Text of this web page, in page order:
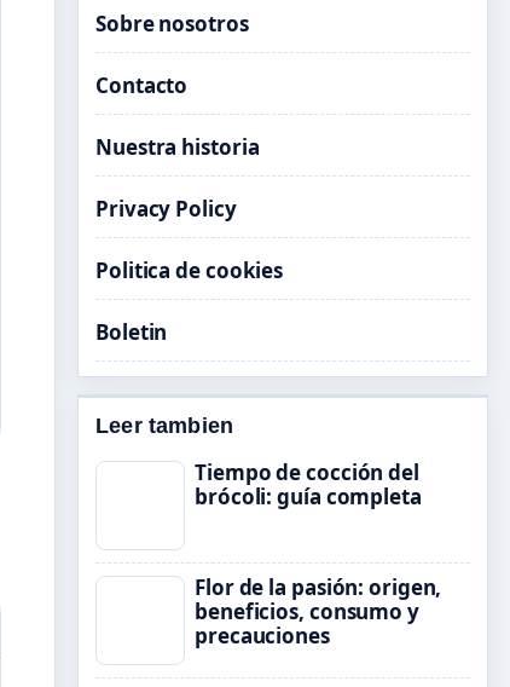
Sobre nosotros
Contacto
Nuestra historia
Privacy Policy
Politica de cookies
Boletin
Leer tambien
Tiempo de cocción del
brócoli: guía completa
Flor de la pasión: origen,
beneficios, consumo y
precauciones